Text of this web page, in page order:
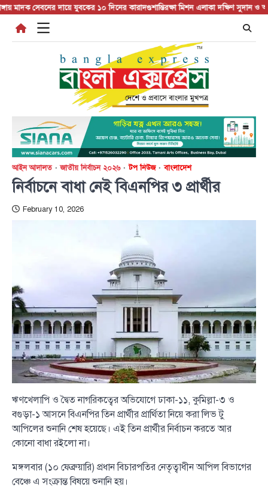
Skip
content
সেবনের দায়ে যুবকের ১০ দিনের কারাদণ্ডশান্তিরক্ষা মিশন এলাকা দক্ষিণ সুদান ও আবেই
আইন আদালত জাতীয় নির্বাচন ২০২৬ টপ নিউজ বাংলাদেশ
নির্বাচনে বাধা নেই বিএনপির ৩ প্রার্থীর
February 10, 2026
ঋণখেলাপি ও দ্বৈত নাগরিকত্বের অভিযোগে ঢাকা-১১, কুমিল্লা-৩ ও
বগুড়া-১ আসনে বিএনপির তিন প্রার্থীর প্রার্থিতা নিয়ে করা লিভ টু
আপিলের শুনানি শেষ হয়েছে। এই তিন প্রার্থীর নির্বাচন করতে আর
কোনো বাধা রইলো না।
মঙ্গলবার (১০ ফেব্রুয়ারি) প্রধান বিচারপতির নেতৃত্বাধীন আপিল বিভাগের
বেঞ্চে এ সংক্রান্ত বিষয়ে শুনানি হয়।